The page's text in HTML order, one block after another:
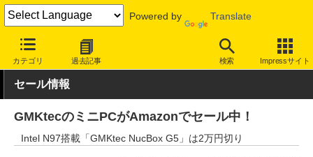
Powered by Translate
カテゴリ 過去記事 検索 Impressサイト
INTERNET Watch セール情報
セール情報
GMKtecのミニPCがAmazonでセール中！
Intel N97搭載「GMKtec NucBox G5」は2万円切り